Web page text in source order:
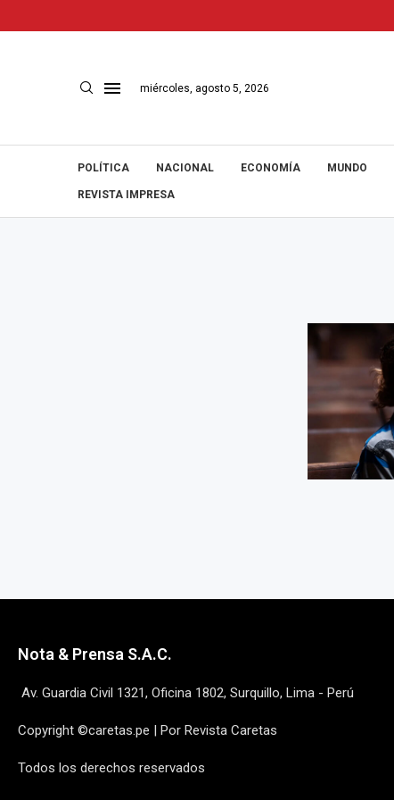
miércoles, agosto 5, 2026
POLÍTICA NACIONAL ECONOMÍA MUNDO
REVISTA IMPRESA
Nota & Prensa S.A.C.
Av. Guardia Civil 1321, Oficina 1802, Surquillo, Lima - Perú
Copyright ©caretas.pe | Por Revista Caretas
Todos los derechos reservados